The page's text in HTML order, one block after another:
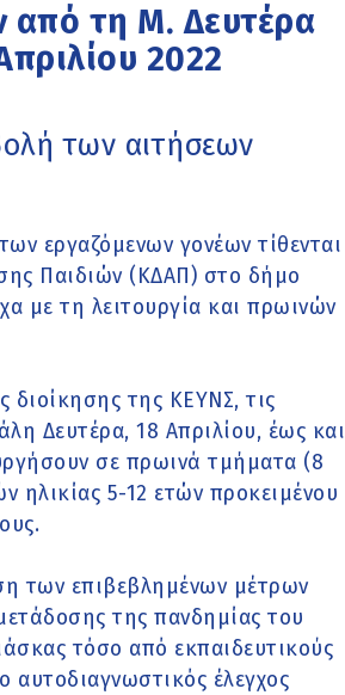
από τη Μ. Δευτέρα
2022
των αιτήσεων
εργαζόμενων γονέων τίθενται
Παιδιών (ΚΔΑΠ) στο δήμο
με τη λειτουργία και πρωινών
διοίκησης της ΚΕΥΝΣ, τις
Δευτέρα, 18 Απριλίου, έως και
σε πρωινά τμήματα (8
5-12 ετών προκειμένου
των επιβεβλημένων μέτρων
της πανδημίας του
τόσο από εκπαιδευτικούς
αυτοδιαγνωστικός έλεγχος